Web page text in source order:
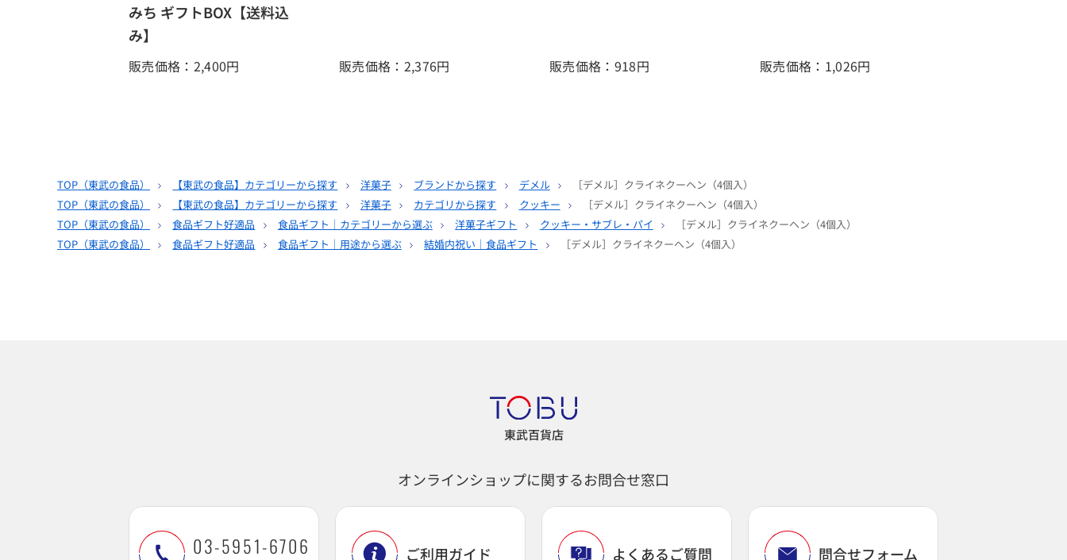
みち ギフトBOX【送料込
み】
販売価格：2,400円 販売価格：2,376円 販売価格：918円 販売価格：1,026円
TOP（東武の食品） 【東武の食品】カテゴリーから探す 洋菓子 ブランドから探す デメル
［デメル］クライネクーヘン（4個入）
TOP（東武の食品） 【東武の食品】カテゴリーから探す 洋菓子 カテゴリから探す クッキー
［デメル］クライネクーヘン（4個入）
TOP（東武の食品） 食品ギフト好適品 食品ギフト｜カテゴリーから選ぶ 洋菓子ギフト クッキー・サブレ・パイ
［デメル］クライネクーヘン（4個入）
TOP（東武の食品） 食品ギフト好適品 食品ギフト｜用途から選ぶ 結婚内祝い｜食品ギフト ［デメル］クライネクーヘン（4個入）
東武百貨店
オンラインショップに関するお問合せ窓口
03-5951-6706 ご利用ガイド よくあるご質問 問合せフォーム